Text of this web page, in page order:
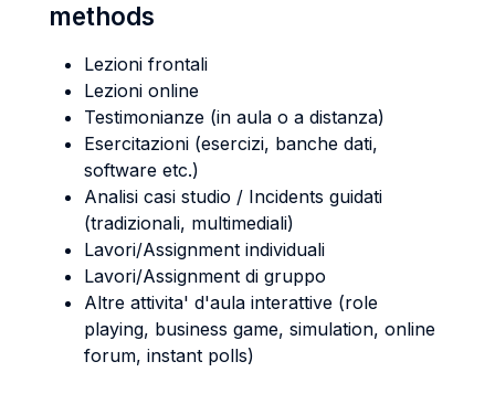
methods
Lezioni frontali
Lezioni online
Testimonianze (in aula o a distanza)
Esercitazioni (esercizi, banche dati,
software etc.)
Analisi casi studio / Incidents guidati
(tradizionali, multimediali)
Lavori/Assignment individuali
Lavori/Assignment di gruppo
Altre attivita' d'aula interattive (role
playing, business game, simulation, online
forum, instant polls)